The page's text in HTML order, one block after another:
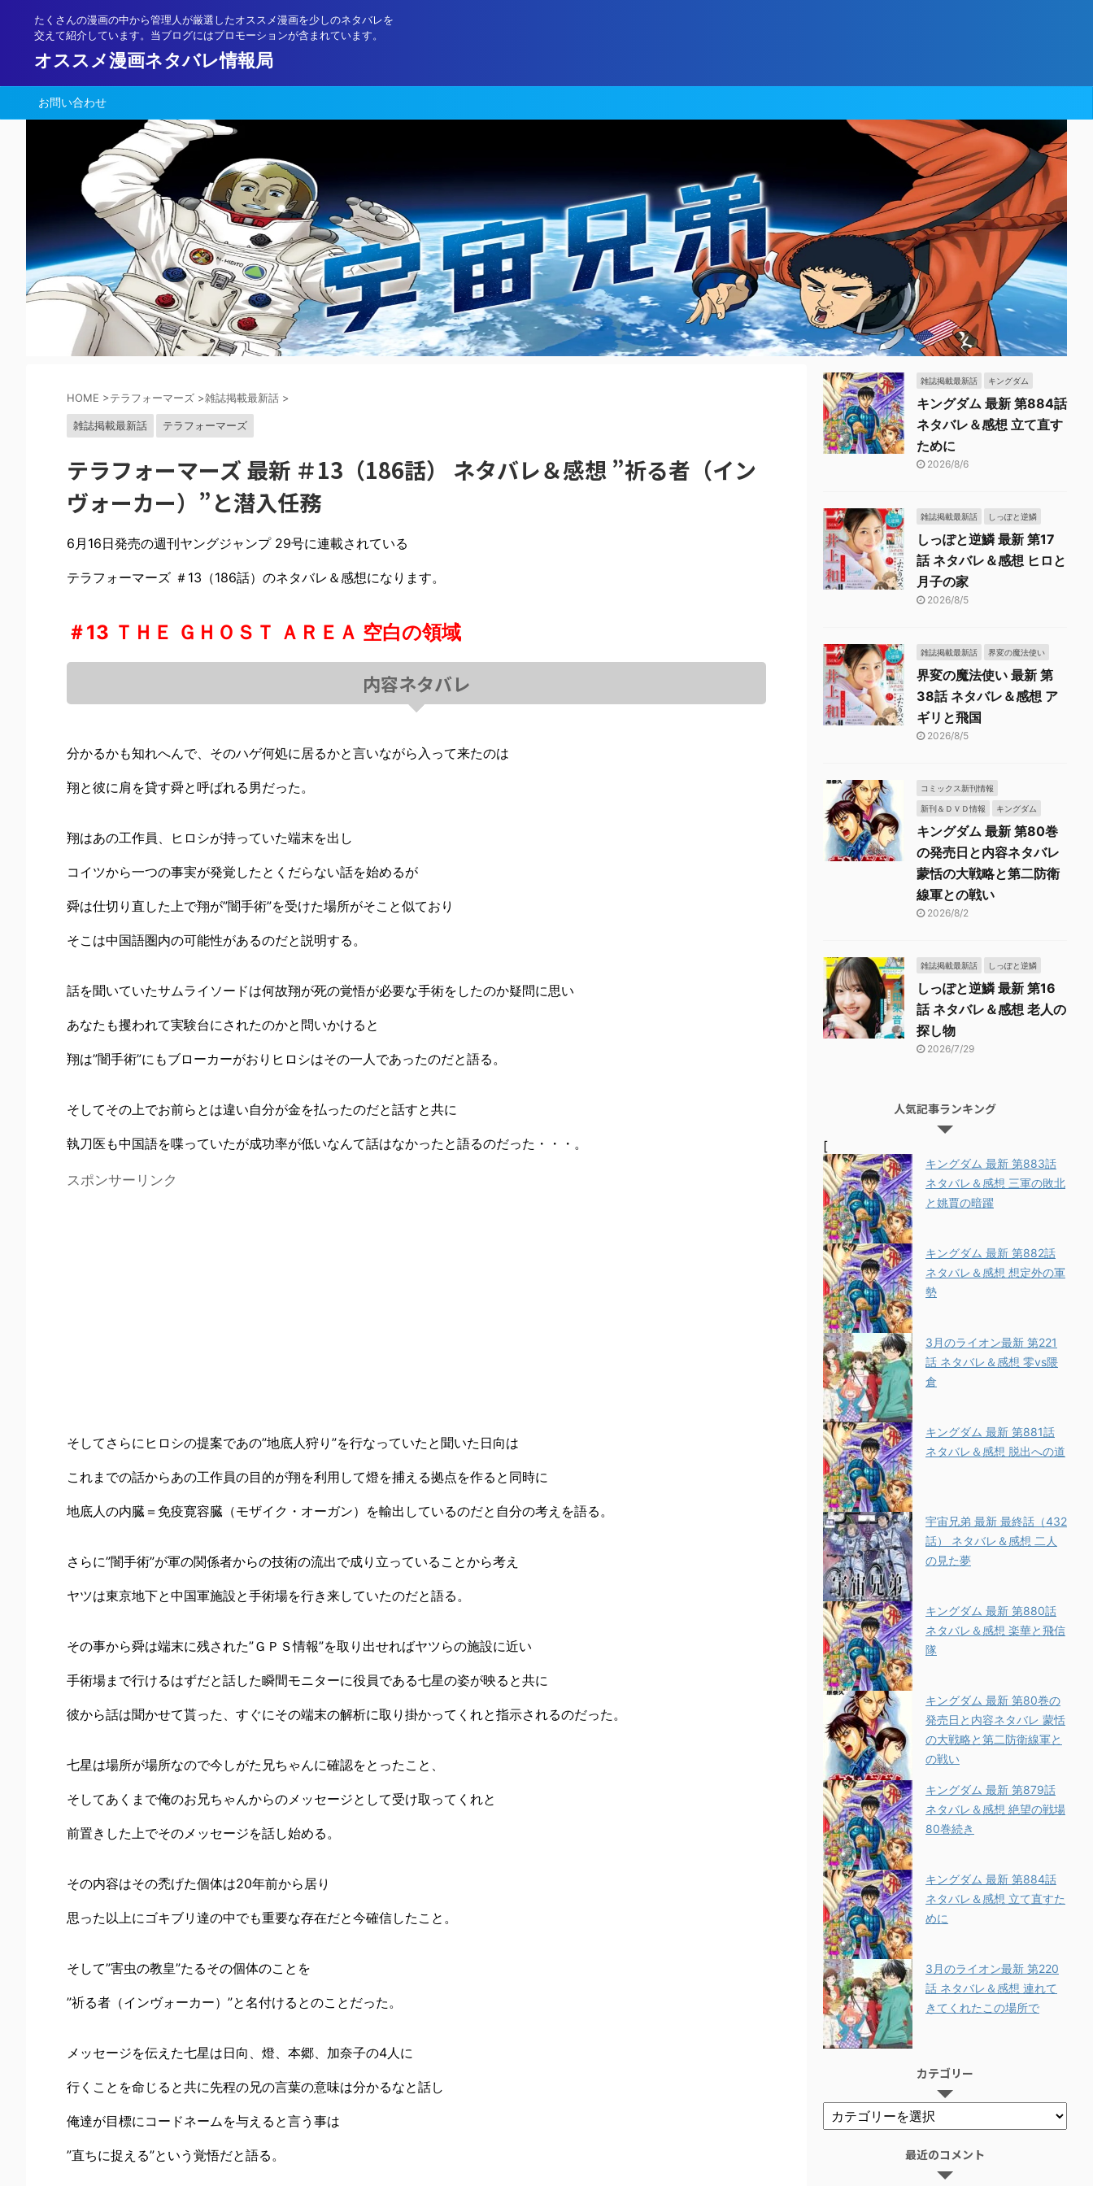
たくさんの漫画の中から管理人が厳選したオススメ漫画を少しのネタバレを
交えて紹介しています。当ブログにはプロモーションが含まれています。
オススメ漫画ネタバレ情報局
お問い合わせ
HOME >テラフォーマーズ >雑誌掲載最新話 >
雑誌掲載最新話 テラフォーマーズ
テラフォーマーズ 最新 ＃13（186話） ネタバレ＆感想 ”祈る者（イン
ヴォーカー）”と潜入任務
6月16日発売の週刊ヤングジャンプ 29号に連載されている
テラフォーマーズ ＃13（186話）のネタバレ＆感想になります。
＃13 ＴＨＥ ＧＨＯＳＴ ＡＲＥＡ 空白の領域
内容ネタバレ
分かるかも知れへんで、そのハゲ何処に居るかと言いながら入って来たのは
翔と彼に肩を貸す舜と呼ばれる男だった。
翔はあの工作員、ヒロシが持っていた端末を出し
コイツから一つの事実が発覚したとくだらない話を始めるが
舜は仕切り直した上で翔が”闇手術”を受けた場所がそこと似ており
そこは中国語圏内の可能性があるのだと説明する。
話を聞いていたサムライソードは何故翔が死の覚悟が必要な手術をしたのか疑問に思い
あなたも攫われて実験台にされたのかと問いかけると
翔は”闇手術”にもブローカーがおりヒロシはその一人であったのだと語る。
そしてその上でお前らとは違い自分が金を払ったのだと話すと共に
執刀医も中国語を喋っていたが成功率が低いなんて話はなかったと語るのだった・・・。
スポンサーリンク
そしてさらにヒロシの提案であの”地底人狩り”を行なっていたと聞いた日向は
これまでの話からあの工作員の目的が翔を利用して燈を捕える拠点を作ると同時に
地底人の内臓＝免疫寛容臓（モザイク・オーガン）を輸出しているのだと自分の考えを語る。
さらに”闇手術”が軍の関係者からの技術の流出で成り立っていることから考え
ヤツは東京地下と中国軍施設と手術場を行き来していたのだと語る。
その事から舜は端末に残された”ＧＰＳ情報”を取り出せればヤツらの施設に近い
手術場まで行けるはずだと話した瞬間モニターに役員である七星の姿が映ると共に
彼から話は聞かせて貰った、すぐにその端末の解析に取り掛かってくれと指示されるのだった。
七星は場所が場所なので今しがた兄ちゃんに確認をとったこと、
そしてあくまで俺のお兄ちゃんからのメッセージとして受け取ってくれと
前置きした上でそのメッセージを話し始める。
その内容はその禿げた個体は20年前から居り
思った以上にゴキブリ達の中でも重要な存在だと今確信したこと。
そして”害虫の教皇”たるその個体のことを
”祈る者（インヴォーカー）”と名付けるとのことだった。
メッセージを伝えた七星は日向、燈、本郷、加奈子の4人に
行くことを命じると共に先程の兄の言葉の意味は分かるなと話し
俺達が目標にコードネームを与えると言う事は
”直ちに捉える”という覚悟だと語る。
雑誌掲載最新話 キングダム
キングダム 最新 第884話
ネタバレ＆感想 立て直す
ために
2026/8/6
雑誌掲載最新話 しっぽと逆鱗
しっぽと逆鱗 最新 第17
話 ネタバレ＆感想 ヒロと
月子の家
2026/8/5
雑誌掲載最新話 界変の魔法使い
界変の魔法使い 最新 第
38話 ネタバレ＆感想 ア
ギリと飛国
2026/8/5
コミックス新刊情報
新刊＆ＤＶＤ情報 キングダム
キングダム 最新 第80巻
の発売日と内容ネタバレ
蒙恬の大戦略と第二防衛
線軍との戦い
2026/8/2
雑誌掲載最新話 しっぽと逆鱗
しっぽと逆鱗 最新 第16
話 ネタバレ＆感想 老人の
探し物
2026/7/29
人気記事ランキング
[
キングダム 最新 第883話
ネタバレ＆感想 三軍の敗北
と姚賈の暗躍
キングダム 最新 第882話
ネタバレ＆感想 想定外の軍
勢
3月のライオン最新 第221
話 ネタバレ＆感想 零vs隈
倉
キングダム 最新 第881話
ネタバレ＆感想 脱出への道
宇宙兄弟 最新 最終話（432
話） ネタバレ＆感想 二人
の見た夢
キングダム 最新 第880話
ネタバレ＆感想 楽華と飛信
隊
キングダム 最新 第80巻の
発売日と内容ネタバレ 蒙恬
の大戦略と第二防衛線軍と
の戦い
キングダム 最新 第879話
ネタバレ＆感想 絶望の戦場
80巻続き
キングダム 最新 第884話
ネタバレ＆感想 立て直すた
めに
3月のライオン最新 第220
話 ネタバレ＆感想 連れて
きてくれたこの場所で
カテゴリー
最近のコメント